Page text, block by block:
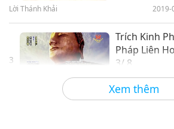
Xem thêm
Lời Thánh Khải 2019-
3
Trích Kinh
Pháp Liên
3/ 8
2019-